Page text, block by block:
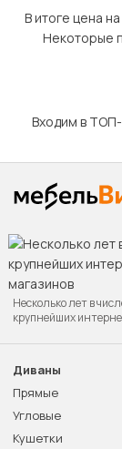
В итоге цена
Некоторые
Входим в
Несколько лет в
крупнейших
Диваны
Прямые
Угловые
Кушетки